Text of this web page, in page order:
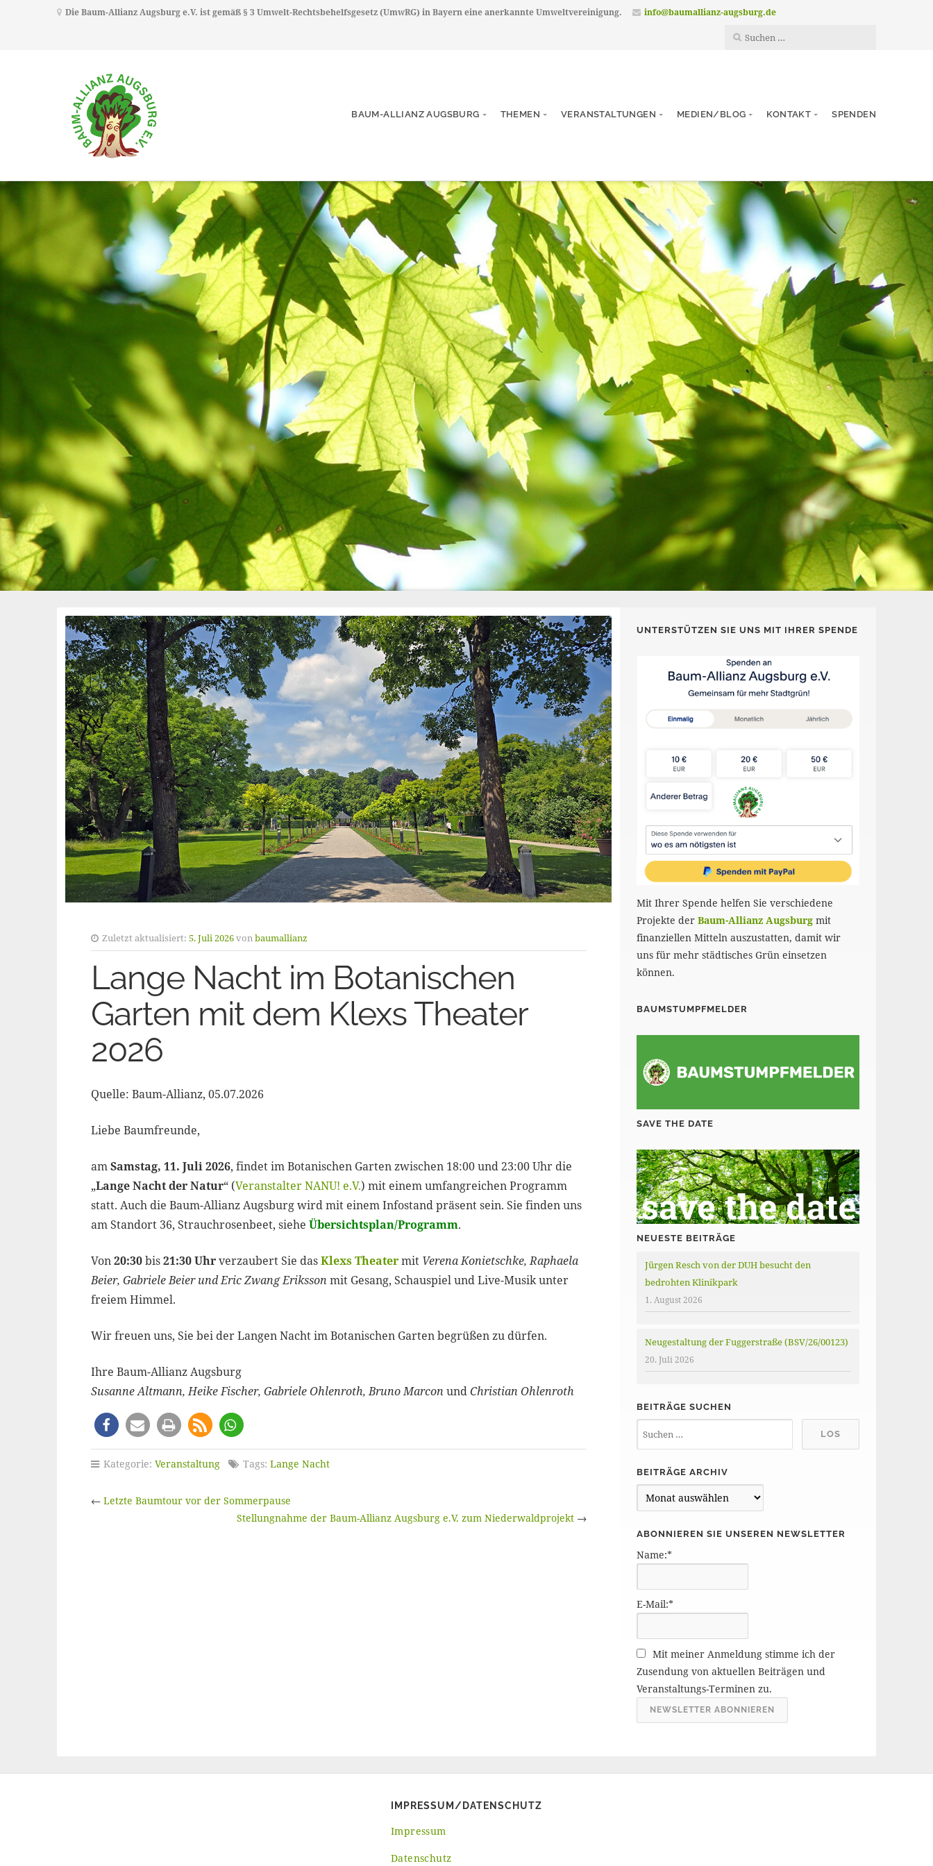
Die Baum-Allianz Augsburg e.V. ist gemäß § 3 Umwelt-Rechtsbehelfsgesetz (UmwRG) in Bayern eine anerkannte Umweltvereinigung. info@baumallianz-augsburg.de
BAUM-ALLIANZ AUGSBURG THEMEN VERANSTALTUNGEN MEDIEN/BLOG KONTAKT SPENDEN
Zuletzt aktualisiert: 5. Juli 2026vonbaumallianz
Lange Nacht im Botanischen
Garten mit dem Klexs Theater
2026
Quelle: Baum-Allianz, 05.07.2026
Liebe Baumfreunde,
amSamstag, 11. Juli 2026, findet im Botanischen Garten zwischen 18:00 und 23:00 Uhr die
„Lange Nacht der Natur“ (Veranstalter NANU! e.V.) mit einem umfangreichen Programm
statt. Auch die Baum-Allianz Augsburg wird mit einem Infostand präsent sein. Sie finden uns
am Standort 36, Strauchrosenbeet, siehe Übersichtsplan/Programm.
Von20:30bis21:30 Uhrverzaubert Sie dasKlexs Theatermit Verena Konietschke, Raphaela
Beier, Gabriele Beier und Eric Zwang Eriksson mit Gesang, Schauspiel und Live-Musik unter
freiem Himmel.
Wir freuen uns, Sie bei der Langen Nacht im Botanischen Garten begrüßen zu dürfen.
Ihre Baum-Allianz Augsburg
Susanne Altmann, Heike Fischer, Gabriele Ohlenroth, Bruno Marcon undChristian Ohlenroth
Kategorie: Veranstaltung Tags: Lange Nacht
← Letzte Baumtour vor der Sommerpause
Stellungnahme der Baum-Allianz Augsburg e.V. zum Niederwaldprojekt→
UNTERSTÜTZEN SIE UNS MIT IHRER SPENDE
Mit Ihrer Spende helfen Sie verschiedene
Projekte derBaum-Allianz Augsburg mit
finanziellen Mitteln auszustatten, damit wir
uns für mehr städtisches Grün einsetzen
können.
BAUMSTUMPFMELDER
SAVE THE DATE
NEUESTE BEITRÄGE
Jürgen Resch von der DUH besucht den
bedrohten Klinikpark
1. August 2026
Neugestaltung der Fuggerstraße (BSV/26/00123)
20. Juli 2026
BEITRÄGE SUCHEN
BEITRÄGE ARCHIV
e
r
e
r
c
h
i
ABONNIEREN SIE UNSEREN NEWSLETTER
Name:*
E-Mail:*
Mit meiner Anmeldung stimme ich der
Zusendung von aktuellen Beiträgen und
Veranstaltungs-Terminen zu.
IMPRESSUM/DATENSCHUTZ
Impressum
Datenschutz